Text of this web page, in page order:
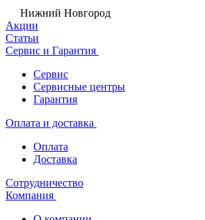
Нижний Новгород
Акции
Статьи
Сервис и Гарантия
Сервис
Сервисные центры
Гарантия
Оплата и доставка
Оплата
Доставка
Сотрудничество
Компания